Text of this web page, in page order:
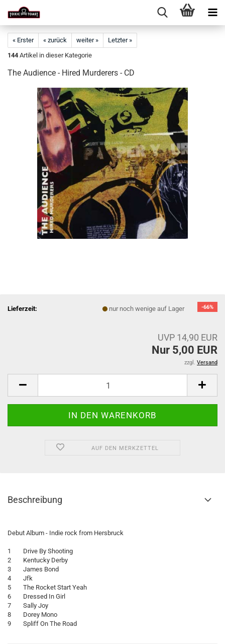
« Erster « zurück weiter »
Letzter »
144 Artikel in dieser Kategorie
The Audience - Hired Murderers - CD
-66%
Lieferzeit: nur noch wenige auf Lager
UVP 14,90 EUR
Nur 5,00 EUR
zzgl. Versand
AUF DEN MERKZETTEL
Beschreibung
Debut Album - Indie rock from Hersbruck
1 Drive By Shooting
2 Kentucky Derby
3 James Bond
4 Jfk
5 The Rocket Start Yeah
6 Dressed In Girl
7 Sally Joy
8 Dorey Mono
9 Spliff On The Road